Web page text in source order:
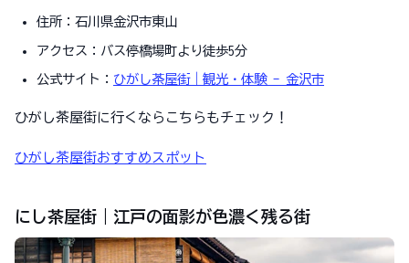
住所：石川県金沢市東山
アクセス：バス停橋場町より徒歩5分
公式サイト： ひがし茶屋街｜観光・体験 - 金沢市
ひがし茶屋街に行くならこちらもチェック！
ひがし茶屋街おすすめスポット
にし茶屋街｜江戸の面影が色濃く残る街